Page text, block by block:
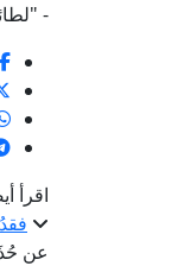
-
اقرأ
عن